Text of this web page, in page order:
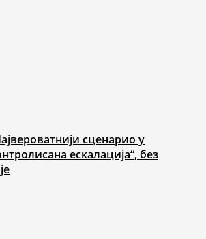
сценарио у
ескалација“, без